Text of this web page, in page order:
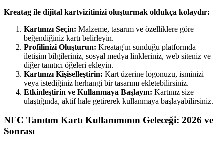
Kreatag ile dijital kartvizitinizi oluşturmak oldukça kolaydır:
Kartınızı Seçin: Malzeme, tasarım ve özelliklere göre
beğendiğiniz kartı belirleyin.
Profilinizi Oluşturun: Kreatag'ın sunduğu platformda
iletişim bilgileriniz, sosyal medya linkleriniz, web siteniz ve
diğer tanıtıcı öğeleri ekleyin.
Kartınızı Kişiselleştirin: Kart üzerine logonuzu, isminizi
veya istediğiniz herhangi bir tasarımı ekletebilirsiniz.
Etkinleştirin ve Kullanmaya Başlayın: Kartınız size
ulaştığında, aktif hale getirerek kullanmaya başlayabilirsiniz.
NFC Tanıtım Kartı Kullanımının Geleceği: 2026 ve
Sonrası